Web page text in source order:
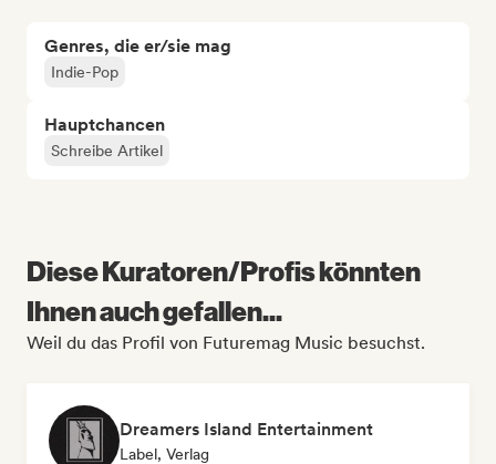
Genres, die er/sie mag
Indie-Pop
Hauptchancen
Schreibe Artikel
Diese Kuratoren/Profis könnten
Ihnen auch gefallen...
Weil du das Profil von Futuremag Music besuchst.
Dreamers Island Entertainment
Label, Verlag